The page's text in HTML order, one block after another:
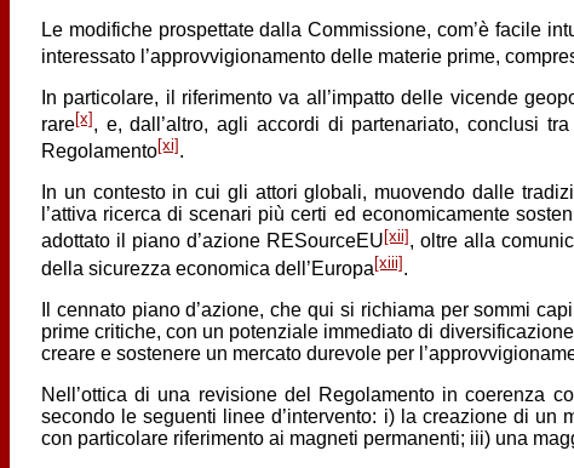
Le modifiche prospettate dalla Commissione, com’è facile
interessato l’approvvigionamento delle materie prime,
In particolare, il riferimento va all’impatto delle vicende
rare[x] , e, dall’altro, agli accordi di partenariato, conclusi
Regolamento[xi] .
In un contesto in cui gli attori globali, muovendo dalle
l’attiva ricerca di scenari più certi ed economicamente
adottato il piano d’azione RESourceEU[xii], oltre alla
della sicurezza economica dell’Europa [xiii] .
Il cennato piano d’azione, che qui si richiama per sommi
prime critiche, con un potenziale immediato di
creare e sostenere un mercato durevole per
Nell’ottica di una revisione del Regolamento in coerenza
secondo le seguenti linee d’intervento: i) la creazione di un
con particolare riferimento ai magneti permanenti; iii) una